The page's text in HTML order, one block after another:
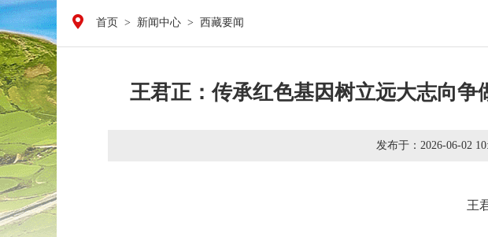
首页 > 新闻中心 > 西藏要闻
王君正：传承红色基因树立远大志向
发布于： 2026-06-02
王